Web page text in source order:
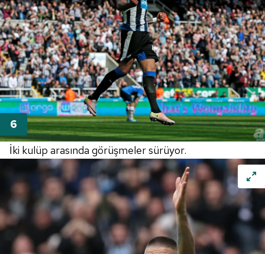
İki kulüp arasında görüşmeler sürüyor.